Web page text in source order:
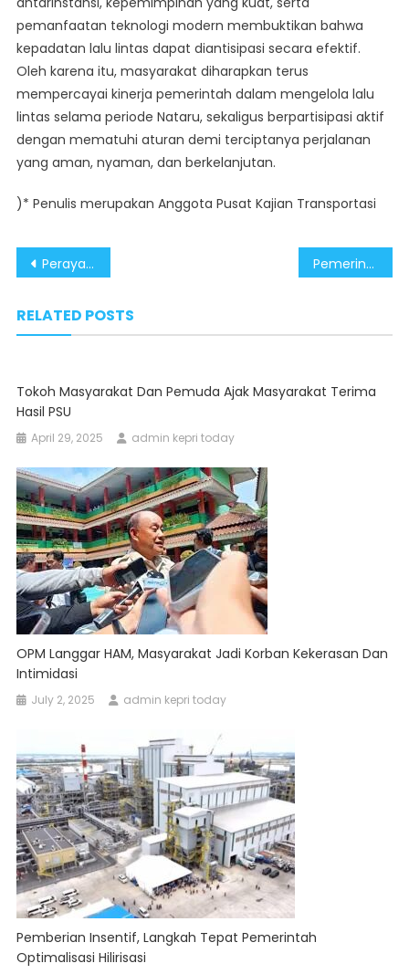
pemanfaatan teknologi modern membuktikan bahwa
kepadatan lalu lintas dapat diantisipasi secara efektif.
Oleh karena itu, masyarakat diharapkan terus
mempercayai kinerja pemerintah dalam mengelola lalu
lintas selama periode Nataru, sekaligus berpartisipasi aktif
dengan mematuhi aturan demi terciptanya perjalanan
yang aman, nyaman, dan berkelanjutan.
)* Penulis merupakan Anggota Pusat Kajian Transportasi
Post
Perayaan Tahun Baru Berjalan Kondusif, Publik Apresiasi Kesiapsiagaan Aparat Keamanan Pemerintah Pacu Perbaikan Infrastruktur Pascabanjir, Ajak Warga Tolak Provokasi Gerakan Separatis di Medsos
RELATED POSTS
Tokoh Masyarakat Dan Pemuda Ajak Masyarakat Terima
Hasil PSU
April 29, 2025 admin kepri today
OPM Langgar HAM, Masyarakat Jadi Korban Kekerasan Dan
Intimidasi
July 2, 2025 admin kepri today
Pemberian Insentif, Langkah Tepat Pemerintah
Optimalisasi Hilirisasi